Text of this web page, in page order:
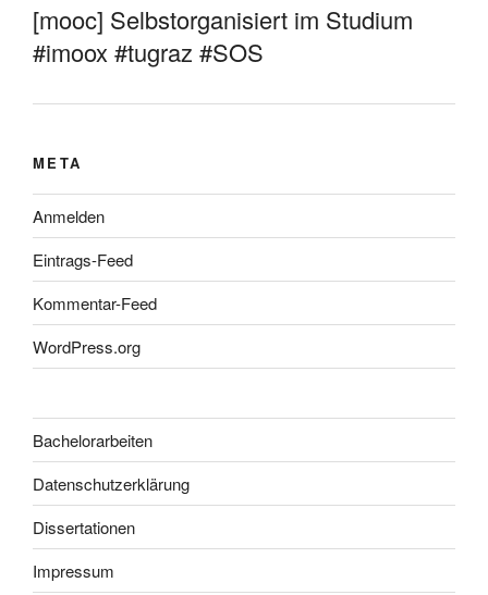
[mooc] Selbstorganisiert im Studium
#imoox #tugraz #SOS
META
Anmelden
Eintrags-Feed
Kommentar-Feed
WordPress.org
Bachelorarbeiten
Datenschutzerklärung
Dissertationen
Impressum